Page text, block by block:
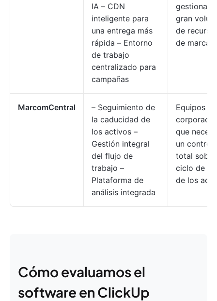
IA – CDN
inteligente para
una entrega más
rápida – Entorno
de trabajo
centralizado para
campañas
gestionan
gran
de
de marca
MarcomCentral
– Seguimiento de
la caducidad de
los activos –
Gestión integral
del flujo de
trabajo –
Plataforma de
análisis integrada
Equipos de
que
un control
total
ciclo de
de los
Cómo evaluamos el
software en ClickUp